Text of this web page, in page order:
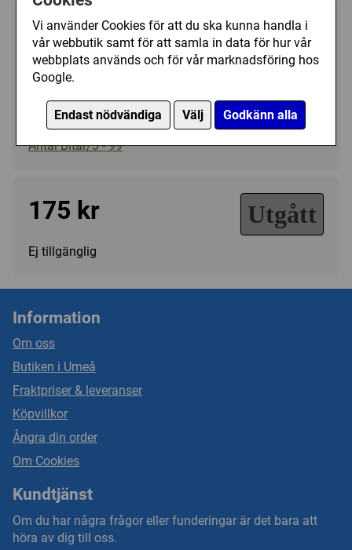
Vi använder Cookies för att du ska kunna handla i
vår webbutik samt för att samla in data för hur vår
webbplats används och för vår marknadsföring hos
Google.
Endast nödvändiga Välj Godkänn alla
Tillverkare:Galt
Antal bitar:4 x 12
Storlek:
Art.nr.:GA1004468
Kategori(er):
Antal Bitar/3 - 99
175 kr Utgått
Ej tillgänglig
Information
Om oss
Butiken i Umeå
Fraktpriser & leveranser
Köpvillkor
Ångra din order
Om Cookies
Kundtjänst
Om du har några frågor eller funderingar är det bara att
höra av dig till oss.